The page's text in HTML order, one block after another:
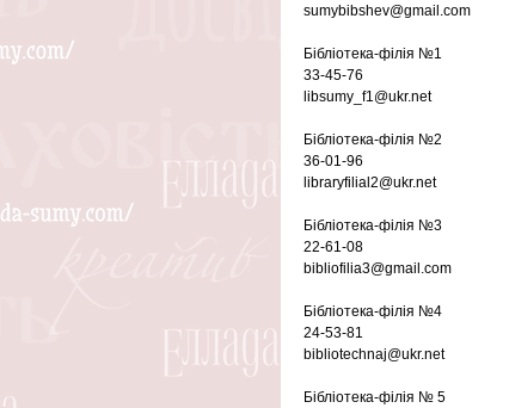
sumybibshev@gmail.com
Бібліотека-філія №1
33-45-76
libsumy_f1@ukr.net
Бібліотека-філія №2
36-01-96
libraryfilial2@ukr.net
Бібліотека-філія №3
22-61-08
bibliofilia3@gmail.com
Бібліотека-філія №4
24-53-81
bibliotechnaj@ukr.net
Бібліотека-філія № 5